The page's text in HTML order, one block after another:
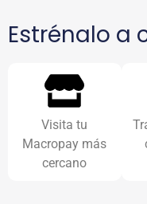
Estrénalo a
Visita tu
Macropay más
cercano